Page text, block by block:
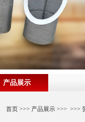
产品展示
首页>>> 产品展示>>> >>>